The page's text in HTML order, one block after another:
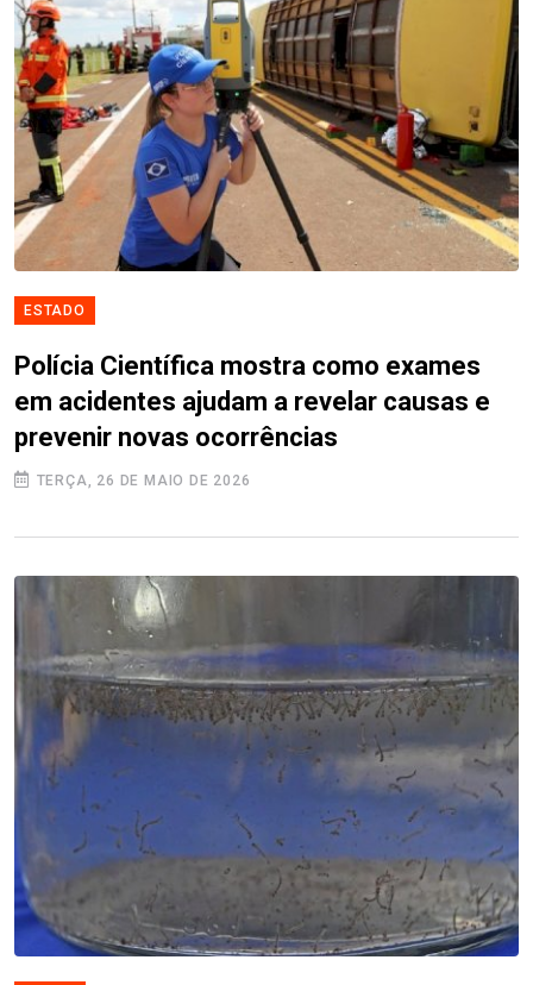
ESTADO
Polícia Científica mostra como exames
em acidentes ajudam a revelar causas e
prevenir novas ocorrências
TERÇA, 26 DE MAIO DE 2026